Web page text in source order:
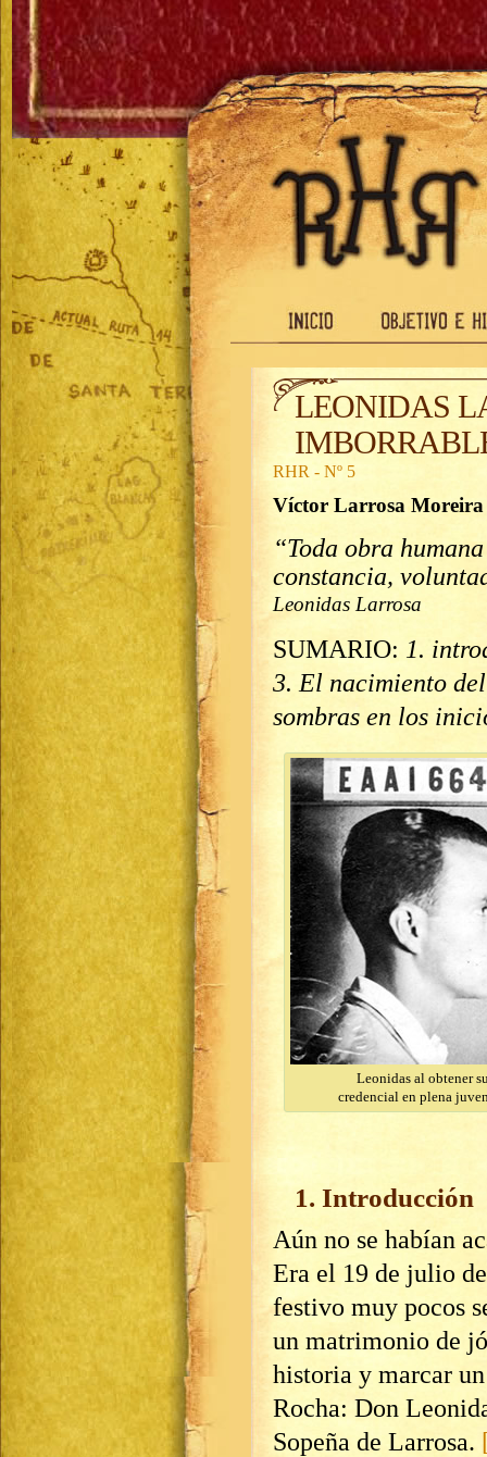
LEONIDAS
RHR - Nº 5
Víctor Larrosa Moreira
“Toda obra
constancia,
Leonidas Larrosa
SUMARIO: 1.
3. El nacimiento
sombras en los
Leonidas al obtener
credencial en plena
1. Introducción
Aún no se habían
Era el 19 de julio
festivo muy pocos
un matrimonio de
historia y marcar
Rocha: Don
Sopeña de Larrosa.